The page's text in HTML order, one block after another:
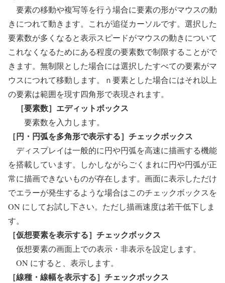
要素の移動や複写等を行う場合に要素の形がマウスの動
きにつれて動きます。これが追従カーソルです。選択した
要素数が多くなると表示スピードがマウスの動きについて
これなくなるためにある程度の要素数で制限することがで
きます。無制限とした場合には選択したすべての要素がマ
ウスにつれて移動します。ｎ要素とした場合にはそれ以上
の要素は範囲を現す四角形で表現されます。
［要素数］エディットボックス
要素数を入力します。
［円・円弧を多角形で表示する］チェックボックス
ディスプレイは一般的に円や円弧を高速に描画する機能
を搭載しています。しかしながらごくまれに円や円弧が正
常に描画できないものが存在します。画面に表示しただけ
でエラーが発生するような場合はこのチェックボックスを
ON にしてお試し下さい。ただし描画速度は若干低下しま
す。
［仮想要素を表示する］チェックボックス
仮想要素の画面上での表示・非表示を設定します。
ON にすると、表示します。
［線種・線幅を表示する］チェックボックス